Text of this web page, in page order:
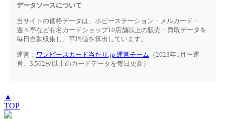
データソースについて
当サイトの価格データは、ホビーステーション・メルカード・
遊々亭など有名カードショップ10店舗以上の販売・買取データを
毎日自動収集し、平均値を算出しています。
運営： ワンピースカード当たり.jp 運営チーム （2023年1月〜運
営、3,562枚以上のカードデータを毎日更新）
▲
TOP